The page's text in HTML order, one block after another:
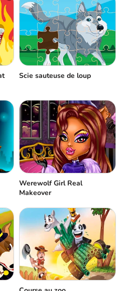
Scie sauteuse de loup
Werewolf Girl Real
Makeover